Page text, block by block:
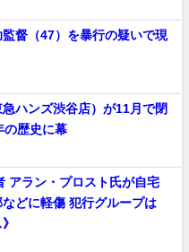
監督（47）を暴行の疑いで現
ハンズ渋谷店）が11月で閉
歴史に幕
アラン・プロスト氏が自宅
どに軽傷 犯行グループは